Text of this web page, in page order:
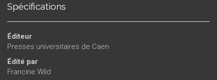
Spécifications
Éditeur
Presses universitaires de Caen
Édité par
Francine Wild